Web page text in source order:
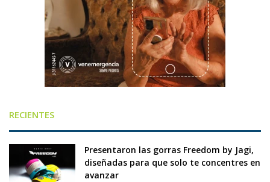
RECIENTES
Presentaron las gorras Freedom by Jagi,
diseñadas para que solo te concentres en
avanzar